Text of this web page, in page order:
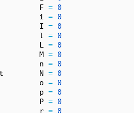
F = 0
i = 0
I = 0
l = 0
L = 0
M = 0
n = 0
N = 0
o = 0
p = 0
P = 0
= 0